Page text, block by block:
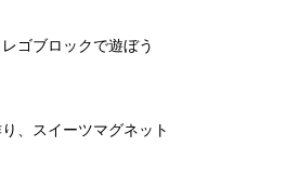
ゴブロックで遊ぼう
、スイーツマグネット